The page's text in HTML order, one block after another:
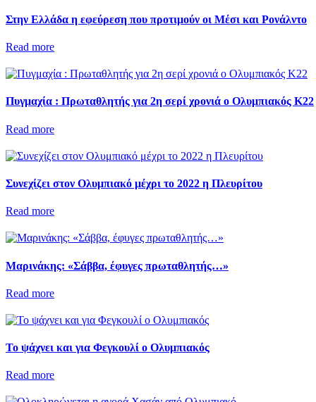
Στην Ελλάδα η εφεύρεση που προτιμούν οι Μέσι και Ρονάλντο
Read more
Πυγμαχία : Πρωταθλητής για 2η σερί χρονιά ο Ολυμπιακός Κ22
Read more
Συνεχίζει στον Ολυμπιακό μέχρι το 2022 η Πλευρίτου
Read more
Μαρινάκης: «Σάββα, έφυγες πρωταθλητής…»
Read more
Το ψάχνει και για Φεγκουλί ο Ολυμπιακός
Read more